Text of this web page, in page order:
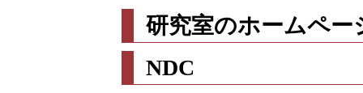
研究室のホームペー
NDC